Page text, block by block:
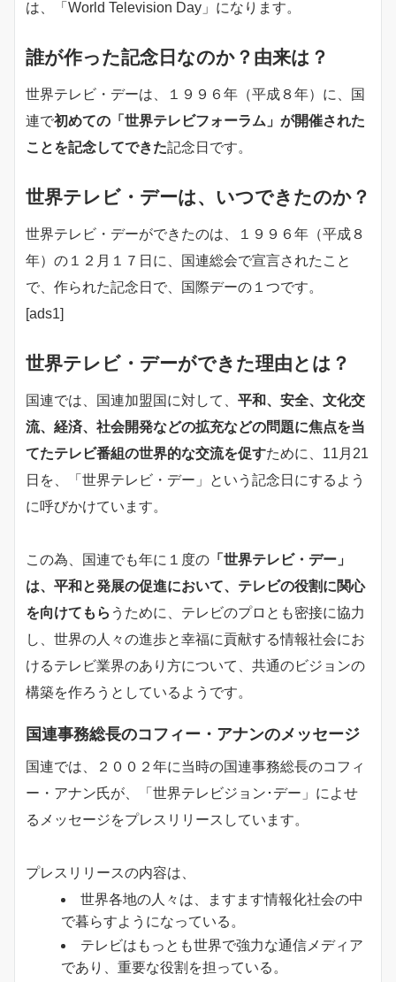
は、「World Television Day」になります。
誰が作った記念日なのか？由来は？
世界テレビ・デーは、１９９６年（平成８年）に、国
連で初めての「世界テレビフォーラム」が開催された
ことを記念してできた記念日です。
世界テレビ・デーは、いつできたのか？
世界テレビ・デーができたのは、１９９６年（平成８
年）の１２月１７日に、国連総会で宣言されたこと
で、作られた記念日で、国際デーの１つです。
[ads1]
世界テレビ・デーができた理由とは？
国連では、国連加盟国に対して、 平和、安全、文化交
流、経済、社会開発などの拡充などの問題に焦点を当
てたテレビ番組の世界的な交流を促すために、11月21
日を、「世界テレビ・デー」という記念日にするよう
に呼びかけています。
この為、国連でも年に１度の 「世界テレビ・デー」
は、平和と発展の促進において、テレビの役割に関心
を向けてもら うために、テレビのプロとも密接に協力
し、世界の人々の進歩と幸福に貢献する情報社会にお
けるテレビ業界のあり方について、共通のビジョンの
構築を作ろうとしているようです。
国連事務総長のコフィー・アナンのメッセージ
国連では、２００２年に当時の国連事務総長のコフィ
ー・アナン氏が、「世界テレビジョン･デー」によせ
るメッセージをプレスリリースしています。
プレスリリースの内容は、
世界各地の人々は、ますます情報化社会の中
で暮らすようになっている。
テレビはもっとも世界で強力な通信メディア
であり、重要な役割を担っている。